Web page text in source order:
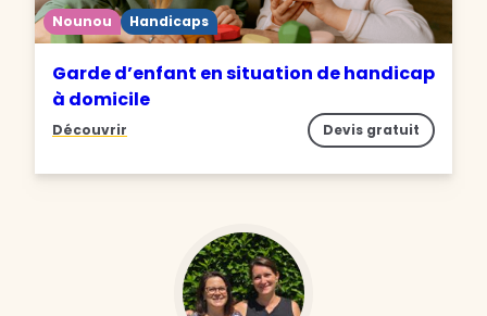
Nounou Handicaps
Garde d’enfant en situation de handicap
à domicile
Découvrir Devis gratuit